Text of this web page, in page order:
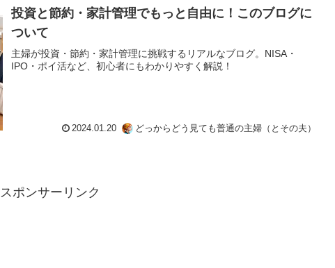
投資と節約・家計管理でもっと自由に！このブログに
ついて
主婦が投資・節約・家計管理に挑戦するリアルなブログ。NISA・
IPO・ポイ活など、初心者にもわかりやすく解説！
2024.01.20 どっからどう見ても普通の主婦（とその夫）
スポンサーリンク